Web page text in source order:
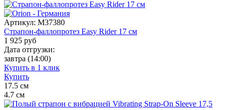
Артикул: M37380
Страпон-фаллопротез Easy Rider 17 см
1 925 руб
Дата отгрузки:
завтра (14:00)
Купить в 1 клик
Купить
17.5 см
4.7 см